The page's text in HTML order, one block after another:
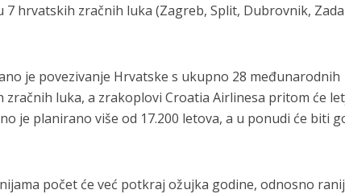
hrvatskih zračnih luka (Zagreb, Split, Dubrovnik,
je povezivanje Hrvatske s ukupno 28 međunarodnih
luka, a zrakoplovi Croatia Airlinesa pritom će
je planirano više od 17.200 letova, a u ponudi će biti
počet će već potkraj ožujka godine, odnosno